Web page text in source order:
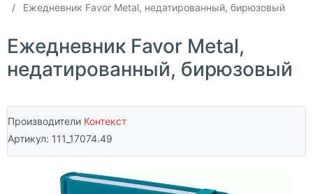
Ежедневник Favor Metal, недатированный, бирюзовый
Ежедневник Favor Metal,
недатированный, бирюзовый
Производители Контекст
Артикул: 111_17074.49